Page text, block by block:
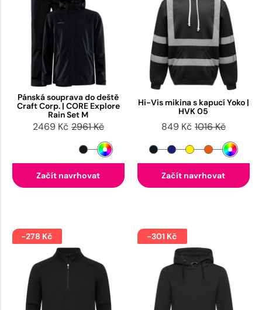
Pánská souprava do deště
Craft Corp. | CORE Explore
Rain Set M
2469 Kč 2961 Kč
Začít navrhovat
Hi-Vis mikina s kapucí Yoko |
HVK 05
849 Kč 1016 Kč
Začít navrhovat
-278 Kč -301 Kč